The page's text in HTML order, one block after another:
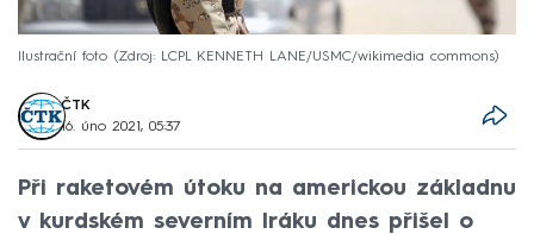
Ilustrační foto Zdroj: LCPL KENNETH LANE/USMC/wikimedia commons
ČTK
16. úno 2021, 05:37
Při raketovém útoku na americkou základnu
v kurdském severním Iráku dnes přišel o